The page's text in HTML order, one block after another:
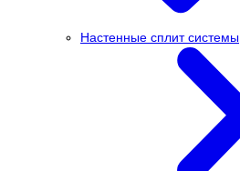
Настенные сплит системы